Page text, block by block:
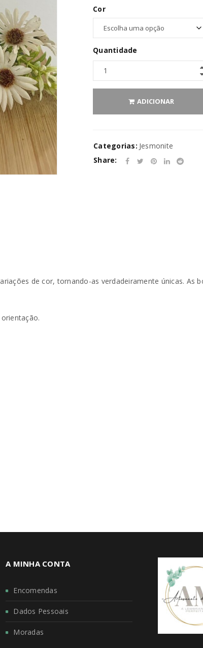
REGISTAR NOVA CONTA
Endereço de email
A ligação para definir uma nova senha será enviada para
endereço de email.
Verifique a nossa política de privacidade
Cor
Quantidade
ADICIONAR
Categorias: Jesmonite
Share:
de cor, tornando-as verdadeiramente únicas. As
A MINHA CONTA
Encomendas
Dados Pessoais
Moradas